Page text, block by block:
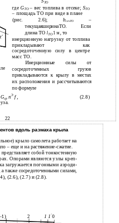
z'
ТО
гдеGТО – вес топлива в отсеке; SТО
– площадь ТО при виде в плане
(рис. 2.6);bсечТО –
текущаяширинаТО. Если
длина ТОlТО 1 м, то
инерционную нагрузку от топлива
прикладывают как
сосредоточенную силу в центре
масс ТО.
Инерционные силы от
сосредоточенных грузов
прикладываются к крылу в местах
их расположения и рассчитываются
по формуле
Gгр nЭ f (2.8)
22
вдоль размаха крыла
крыло самолета работает на
– еще и на растяжение-сжатие.
собой тонкостенную
Опорами являются узлы креп-
загружается погонными аэроди-
также сосредоточенными силами,
(2.6), (2.7) и (2.8).
1) 2 1 1 '0